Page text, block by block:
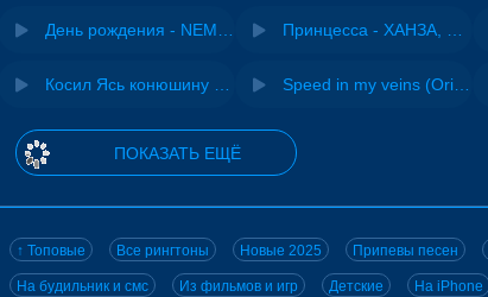
ПОКАЗАТЬ ЕЩЁ
↑ Топовые Все рингтоны Новые 2025 Припевы песен
На будильник и смс Из фильмов и игр Детские На iPhone